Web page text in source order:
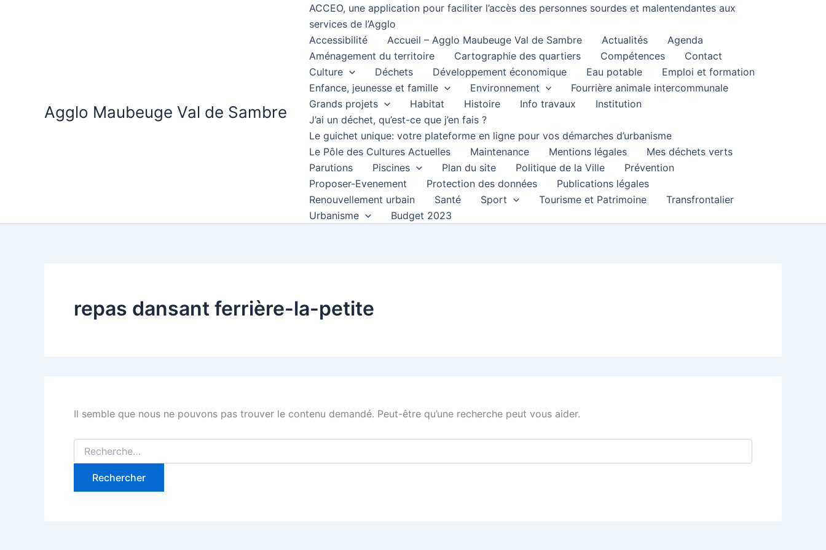
Agglo Maubeuge Val de Sambre
ACCEO, une application pour faciliter l’accès des personnes sourdes et malentendantes aux
services de l’Agglo
Accessibilité
Accueil – Agglo Maubeuge Val de Sambre Actualités
Agenda
Aménagement du territoire
Cartographie des quartiers Compétences
Contact
Culture
Déchets Développement économique Eau potable
Emploi et formation
Enfance, jeunesse et famille
Environnement
Fourrière animale intercommunale
Grands projets
Habitat Histoire Info travaux
Institution
J’ai un déchet, qu’est-ce que j’en fais ?
Le guichet unique: votre plateforme en ligne pour vos démarches d’urbanisme
Le Pôle des Cultures Actuelles
Maintenance Mentions légales
Mes déchets verts
Parutions
Piscines Plan du site Politique de la Ville
Prévention
Proposer-Evenement
Protection des données
Publications légales
Renouvellement urbain
Santé Sport Tourisme et Patrimoine
Transfrontalier
Urbanisme
Budget 2023
repas dansant ferrière-la-petite
Il semble que nous ne pouvons pas trouver le contenu demandé. Peut-être qu’une recherche peut vous aider.
Rechercher :